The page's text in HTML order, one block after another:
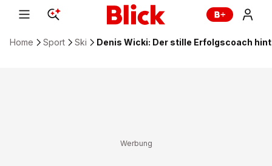
Home Sport Ski Denis Wicki: Der stille Erfolgscoach